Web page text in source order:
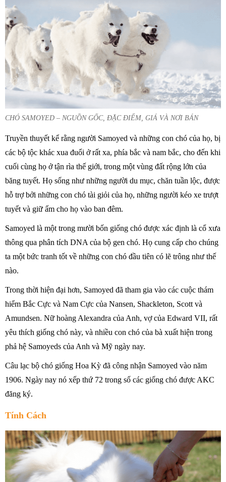
CHÓ SAMOYED – NGUỒN GỐC, ĐẶC ĐIỂM, GIÁ VÀ NƠI BÁN
Truyền thuyết kể rằng người Samoyed và những con chó của họ, bị
các bộ tộc khác xua đuổi ở rất xa, phía bắc và nam bắc, cho đến khi
cuối cùng họ ở tận rìa thế giới, trong một vùng đất rộng lớn của
băng tuyết. Họ sống như những người du mục, chăn tuần lộc, được
hỗ trợ bởi những con chó tài giỏi của họ, những người kéo xe trượt
tuyết và giữ ấm cho họ vào ban đêm.
Samoyed là một trong mười bốn giống chó được xác định là cổ xưa
thông qua phân tích DNA của bộ gen chó. Họ cung cấp cho chúng
ta một bức tranh tốt về những con chó đầu tiên có lẽ trông như thế
nào.
Trong thời hiện đại hơn, Samoyed đã tham gia vào các cuộc thám
hiểm Bắc Cực và Nam Cực của Nansen, Shackleton, Scott và
Amundsen. Nữ hoàng Alexandra của Anh, vợ của Edward VII, rất
yêu thích giống chó này, và nhiều con chó của bà xuất hiện trong
phả hệ Samoyeds của Anh và Mỹ ngày nay.
Câu lạc bộ chó giống Hoa Kỳ đã công nhận Samoyed vào năm
1906. Ngày nay nó xếp thứ 72 trong số các giống chó được AKC
đăng ký.
Tính Cách